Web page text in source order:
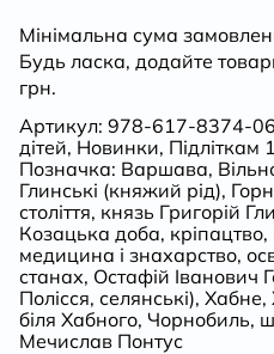
Мінімальна сума
Будь ласка, додайте
грн.
Артикул: 978-617-8374-
дітей, Новинки, Підліткам
Позначка: Варшава,
Глинські (княжий рід),
століття, князь Григорій
Козацька доба, кріпацтво,
медицина і знахарство,
станах, Остафій Іванович
Полісся, селянські), Хабне,
біля Хабного, Чорнобиль,
Мечислав Понтус